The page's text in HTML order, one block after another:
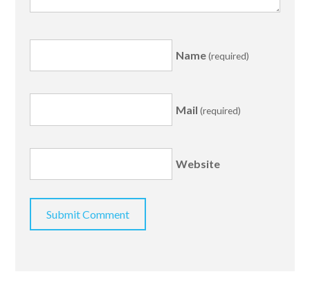
Name(required)
Mail (required)
Website